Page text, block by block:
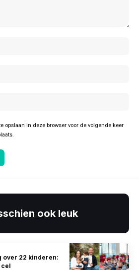
opslaan in deze browser voor de volgende keer
ook leuk
over 22 kinderen:
cel